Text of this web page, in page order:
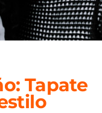
Tapate